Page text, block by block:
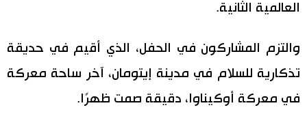
أشخاص
اللغة اليابانية تواصل معنا
العالمية الثانية.
والتزم المشاركون في الحفل، الذي أقيم في حديقة
تذكارية للسلام في مدينة إيتومان، آخر ساحة معركة
في معركة أوكيناوا، دقيقة صمت ظهرًا.